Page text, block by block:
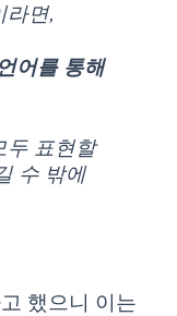
라면,
어를 통해
두 표현할
수 밖에
했으니 이는